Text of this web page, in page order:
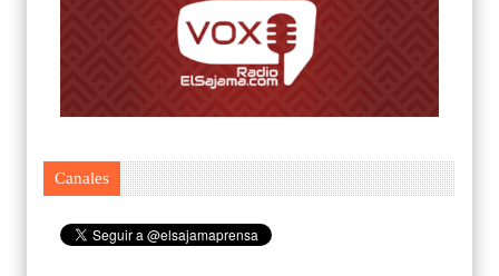
Canales